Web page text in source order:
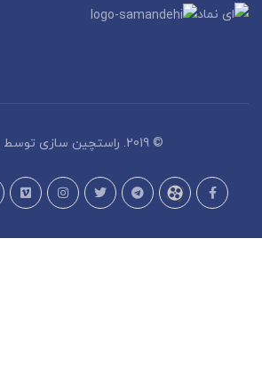
© 2019. راستچین سازی توسط